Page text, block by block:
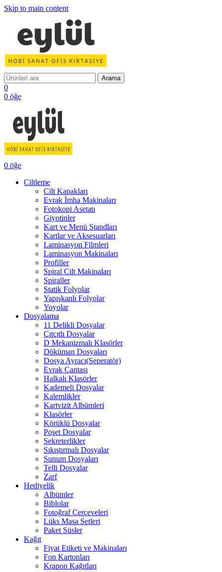
Skip to main content
Arama
0
0 öğe
0 öğe
Ciltleme
Cilt Kapakları
Evrak İmha Makinaları
Fotokopi Asetatı
Giyotinler
Kart ve Menü Standları
Kartlar ve Aksesuarları
Laminasyon Filmleri
Laminasyon Makinaları
Profiller
Spiral Cilt Makinaları
Spiraller
Statik Folyolar
Yapışkanlı Folyolar
Yoyolar
Dosyalama
11 Delikli Dosyalar
Çıtçıtlı Dosyalar
D Mekanizmalı Klasörler
Döküman Dosyaları
Dosya Ayracı(Seperatör)
Evrak Çantası
Halkalı Klasörler
Kademeli Dosyalar
Kalemlikler
Kartvizit Albümleri
Klasörler
Körüklü Dosyalar
Poşet Dosyalar
Sekreterlikler
Sıkıştırmalı Dosyalar
Sunum Dosyaları
Telli Dosyalar
Zarf
Hediyelik
Albümler
Biblolar
Fotoğraf Çerçeveleri
Lüks Masa Setleri
Paket Süsler
Kağıt
Fiyat Etiketi ve Makinaları
Fon Kartonları
Krapon Kağıtları